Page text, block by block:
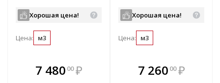
подвижность П4
водопроницаемость W6
Хорошая цена!
Цена: м3
7 480 00 ₽
В комплекте
всегда выгоднее!
М300 подвижность П4
водопроницаемость W6
Хорошая цена!
Цена: м3
В комплекте
всегда выгоднее!
7 260 00 ₽